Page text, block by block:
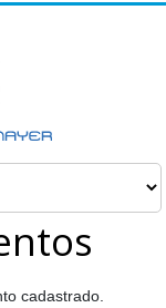
cadastrado.